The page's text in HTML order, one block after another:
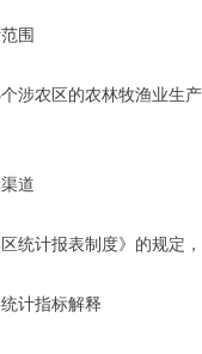
围
农区的农林牧渔业生产
道
计报表制度》的规定，
计指标解释